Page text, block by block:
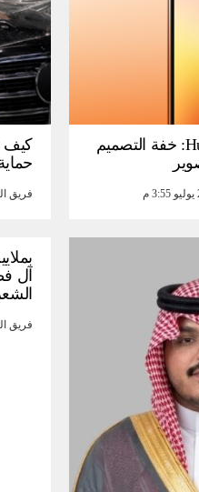
Huawei Pura 90s Pro: خفة التصميم
كيف
فريق
آل
فريق